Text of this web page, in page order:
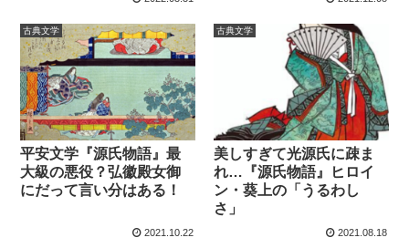
古典文学
平安文学『源氏物語』最
大級の悪役？弘徽殿女御
にだって言い分はある！
2021.10.22
古典文学
美しすぎて光源氏に疎ま
れ…『源氏物語』ヒロイ
ン・葵上の「うるわし
さ」
2021.08.18